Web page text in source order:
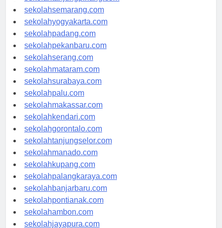
sekolahtanjungpinang.com
sekolahsemarang.com
sekolahyogyakarta.com
sekolahpadang.com
sekolahpekanbaru.com
sekolahserang.com
sekolahmataram.com
sekolahsurabaya.com
sekolahpalu.com
sekolahmakassar.com
sekolahkendari.com
sekolahgorontalo.com
sekolahtanjungselor.com
sekolahmanado.com
sekolahkupang.com
sekolahpalangkaraya.com
sekolahbanjarbaru.com
sekolahpontianak.com
sekolahambon.com